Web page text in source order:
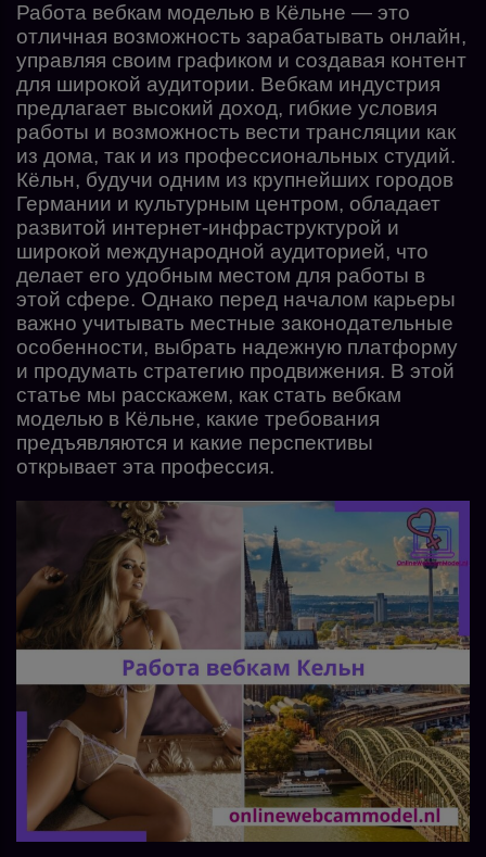
Работа вебкам моделью в Кёльне — это
отличная возможность зарабатывать онлайн,
управляя своим графиком и создавая контент
для широкой аудитории. Вебкам индустрия
предлагает высокий доход, гибкие условия
работы и возможность вести трансляции как
из дома, так и из профессиональных студий.
Кёльн, будучи одним из крупнейших городов
Германии и культурным центром, обладает
развитой интернет-инфраструктурой и
широкой международной аудиторией, что
делает его удобным местом для работы в
этой сфере. Однако перед началом карьеры
важно учитывать местные законодательные
особенности, выбрать надежную платформу
и продумать стратегию продвижения. В этой
статье мы расскажем, как стать вебкам
моделью в Кёльне, какие требования
предъявляются и какие перспективы
открывает эта профессия.